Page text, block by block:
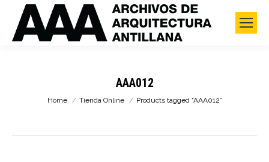
AAA012
You are here:
Home Tienda Online Products tagged “AAA012”